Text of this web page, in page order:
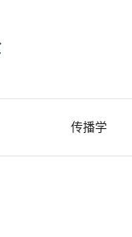
传播学